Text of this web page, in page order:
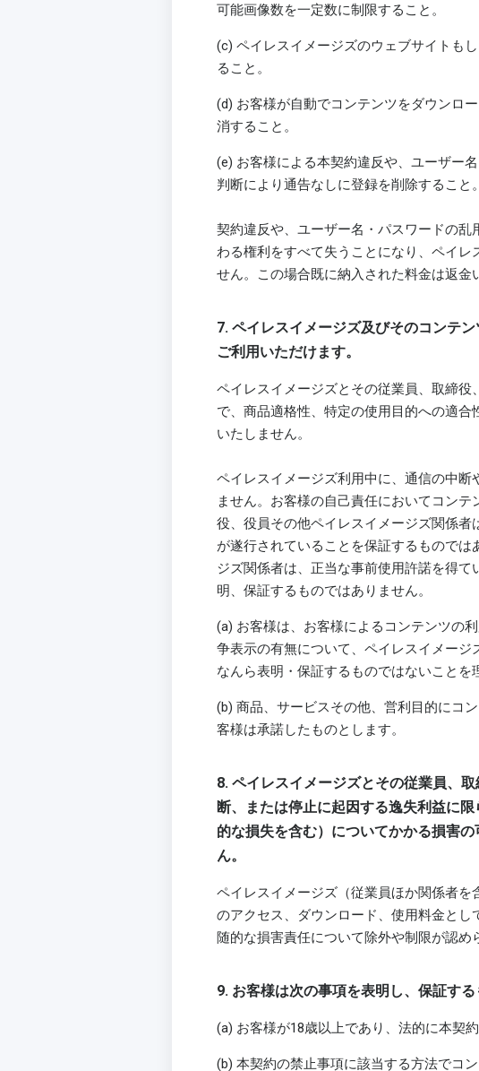
可能画像数を一定数に制限すること。
(c) ペイレスイメージズのウェブサイトも
ること。
(d) お客様が自動でコンテンツをダウンロ
消すること。
(e) お客様による本契約違反や、ユーザー
判断により通告なしに登録を削除すること。
契約違反や、ユーザー名・パスワードの
わる権利をすべて失うことになり、ペイ
せん。この場合既に納入された料金は返金
7. ペイレスイメージズ及びそのコンテ
ご利用いただけます。
ペイレスイメージズとその従業員、取締
で、商品適格性、特定の使用目的への適
いたしません。
ペイレスイメージズ利用中に、通信の中
ません。お客様の自己責任においてコン
役、役員その他ペイレスイメージズ関係
が遂行されていることを保証するもので
ジズ関係者は、正当な事前使用許諾を得
明、保証するものではありません。
(a) お客様は、お客様によるコンテンツの
争表示の有無について、ペイレスイメー
なんら表明・保証するものではないことを
(b) 商品、サービスその他、営利目的にコ
客様は承諾したものとします。
8. ペイレスイメージズとその従業員、
断、または停止に起因する逸失利益に
的な損失を含む）についてかかる損害
ん。
ペイレスイメージズ（従業員ほか関係者
のアクセス、ダウンロード、使用料金と
随的な損害責任について除外や制限が認め
9. お客様は次の事項を表明し、保証する
(a) お客様が18歳以上であり、法的に本契
(b) 本契約の禁止事項に該当する方法でコ